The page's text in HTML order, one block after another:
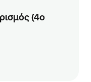
(4ο